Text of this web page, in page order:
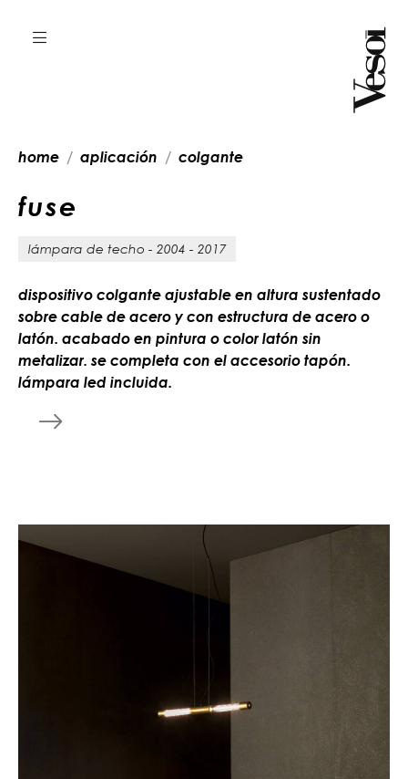
home aplicación colgante
fuse
lámpara de techo - 2004 - 2017
dispositivo colgante ajustable en altura sustentado
sobre cable de acero y con estructura de acero o
latón. acabado en pintura o color latón sin
metalizar. se completa con el accesorio tapón.
lámpara led incluida.